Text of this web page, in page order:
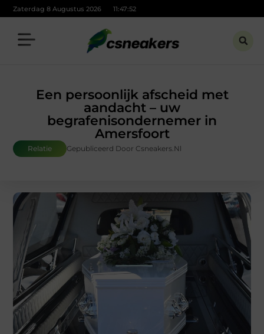
Zaterdag 8 Augustus 2026 11:47:53
Een persoonlijk afscheid met
aandacht – uw
begrafenisondernemer in
Amersfoort
Relatie Gepubliceerd Door Csneakers.nl